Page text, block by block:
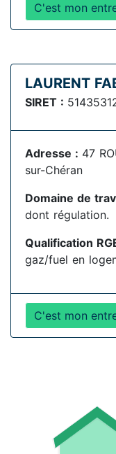
C'est mon
LAURENT
SIRET :
Adresse : 47
sur-Chéran
Domaine de
dont régulation.
Qualification
gaz/fuel en
C'est mon